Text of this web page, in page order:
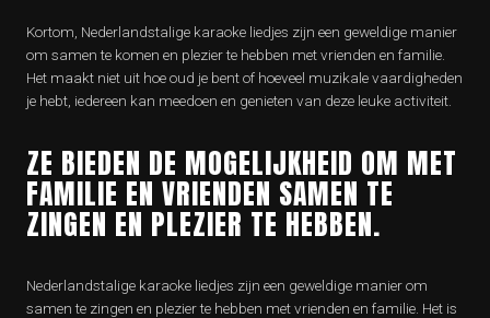
Kortom, Nederlandstalige karaoke liedjes zijn een geweldige manier
om samen te komen en plezier te hebben met vrienden en familie.
Het maakt niet uit hoe oud je bent of hoeveel muzikale vaardigheden
je hebt, iedereen kan meedoen en genieten van deze leuke activiteit.
ZE BIEDEN DE MOGELIJKHEID OM MET
FAMILIE EN VRIENDEN SAMEN TE
ZINGEN EN PLEZIER TE HEBBEN.
Nederlandstalige karaoke liedjes zijn een geweldige manier om
samen te zingen en plezier te hebben met vrienden en familie. Het is